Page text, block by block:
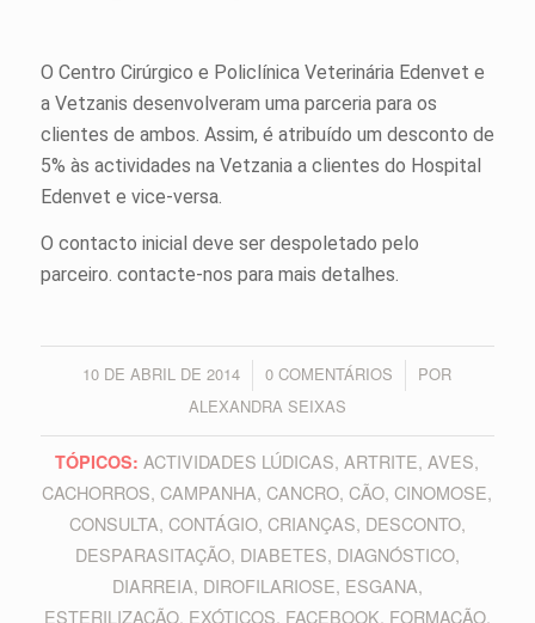
O Centro Cirúrgico e Policlínica Veterinária Edenvet e
a Vetzanis desenvolveram uma parceria para os
clientes de ambos. Assim, é atribuído um desconto de
5% às actividades na Vetzania a clientes do Hospital
Edenvet e vice-versa.
O contacto inicial deve ser despoletado pelo
parceiro. contacte-nos para mais detalhes.
10 DE ABRIL DE 2014
/ 0 COMENTÁRIOS
/
POR
ALEXANDRA SEIXAS
TÓPICOS: ACTIVIDADES LÚDICAS,ARTRITE,AVES,
CACHORROS,CAMPANHA,CANCRO,CÃO,CINOMOSE,
CONSULTA, CONTÁGIO, CRIANÇAS, DESCONTO,
DESPARASITAÇÃO, DIABETES, DIAGNÓSTICO,
DIARREIA, DIROFILARIOSE, ESGANA,
ESTERILIZAÇÃO, EXÓTICOS, FACEBOOK, FORMAÇÃO,